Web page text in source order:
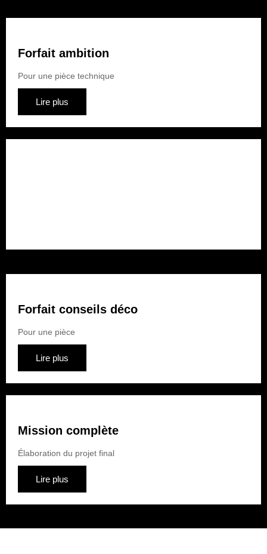
Forfait ambition
Pour une pièce technique
Lire plus
Forfait conseils déco
Pour une pièce
Lire plus
Mission complète
Élaboration du projet final
Lire plus